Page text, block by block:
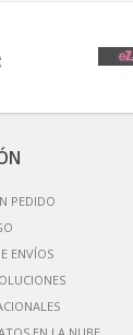
PEDIDO
ENVÍOS